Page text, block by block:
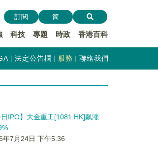
科技 專題 時政 香港百科
訂閱 简
法定公告欄 服務 聯絡我們
日IPO】大金重工[1081.HK]飙涨
年7月24日 下午5:36